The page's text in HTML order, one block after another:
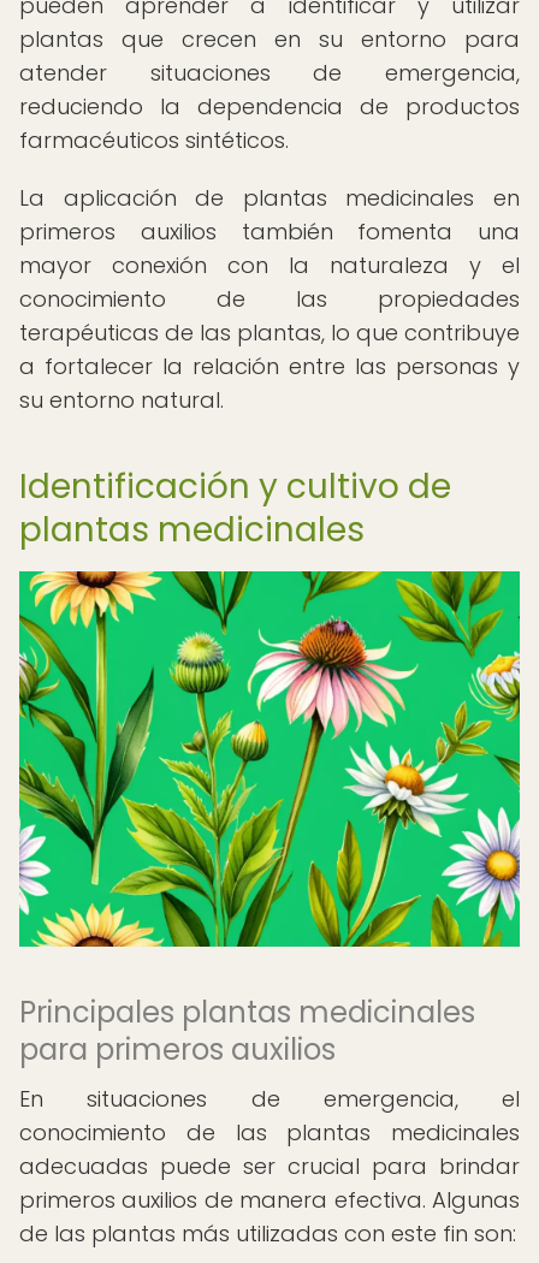
plantas que crecen en su entorno para
atender situaciones de emergencia,
reduciendo la dependencia de productos
farmacéuticos sintéticos.
La aplicación de plantas medicinales en
primeros auxilios también fomenta una
mayor conexión con la naturaleza y el
conocimiento de las propiedades
terapéuticas de las plantas, lo que contribuye
a fortalecer la relación entre las personas y
su entorno natural.
Identificación y cultivo de
plantas medicinales
Principales plantas medicinales
para primeros auxilios
En situaciones de emergencia, el
conocimiento de las plantas medicinales
adecuadas puede ser crucial para brindar
primeros auxilios de manera efectiva. Algunas
de las plantas más utilizadas con este fin son: